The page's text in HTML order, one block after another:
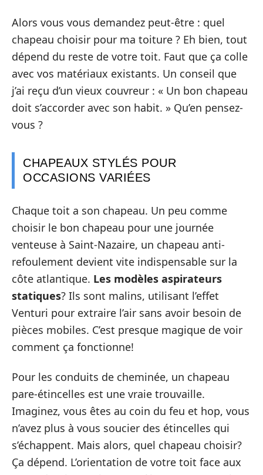
Alors vous vous demandez peut-être : quel
chapeau choisir pour ma toiture ? Eh bien, tout
dépend du reste de votre toit. Faut que ça colle
avec vos matériaux existants. Un conseil que
j’ai reçu d’un vieux couvreur : « Un bon chapeau
doit s’accorder avec son habit. » Qu’en pensez-
vous ?
CHAPEAUX STYLÉS POUR
OCCASIONS VARIÉES
Chaque toit a son chapeau. Un peu comme
choisir le bon chapeau pour une journée
venteuse à Saint-Nazaire, un chapeau anti-
refoulement devient vite indispensable sur la
côte atlantique. Les modèles aspirateurs
statiques? Ils sont malins, utilisant l’effet
Venturi pour extraire l’air sans avoir besoin de
pièces mobiles. C’est presque magique de voir
comment ça fonctionne!
Pour les conduits de cheminée, un chapeau
pare-étincelles est une vraie trouvaille.
Imaginez, vous êtes au coin du feu et hop, vous
n’avez plus à vous soucier des étincelles qui
s’échappent. Mais alors, quel chapeau choisir?
Ça dépend. L’orientation de votre toit face aux